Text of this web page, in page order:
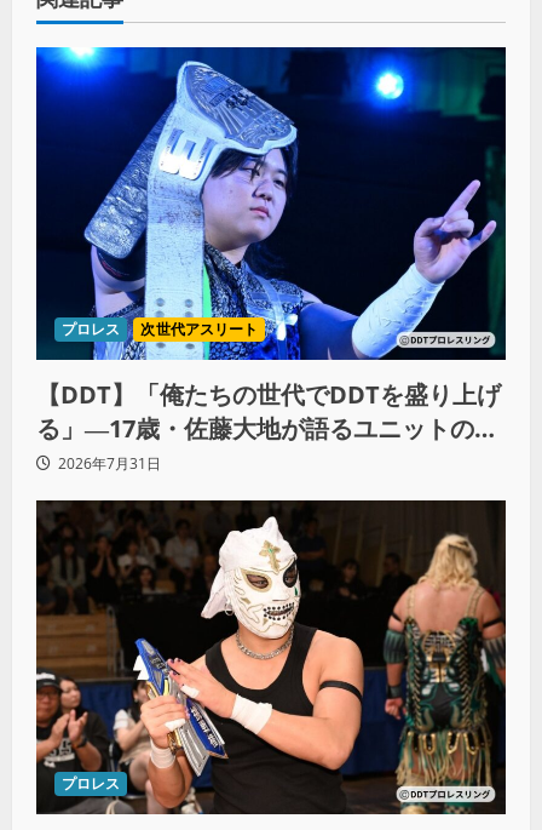
プロレス 次世代アスリート
【DDT】「俺たちの世代でDDTを盛り上げ
る」―17歳・佐藤大地が語るユニットの絆
とシングル王座への飽くなき野望
2026年7月31日
プロレス